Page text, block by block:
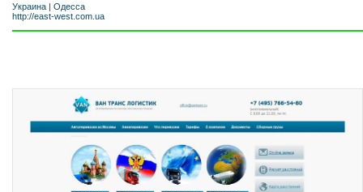
Украина | Одесса
http://east-west.com.ua